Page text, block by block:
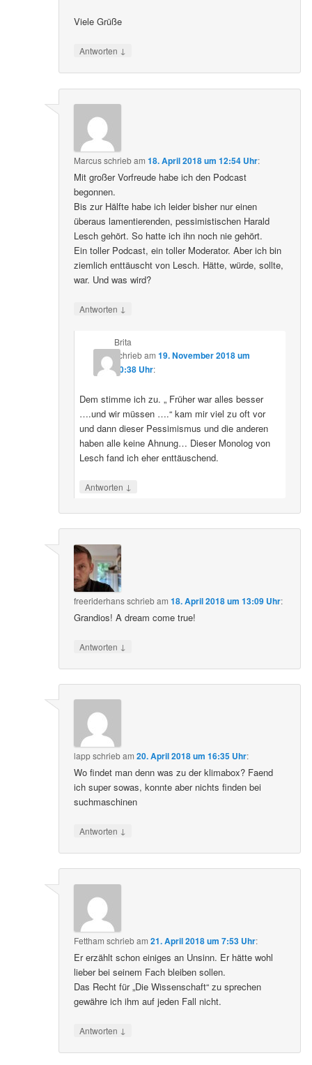
Viele Grüße
Antworten ↓
Marcusschriebam18. April 2018 um 12:54 Uhr:
Mit großer Vorfreude habe ich den Podcast
begonnen.
Bis zur Hälfte habe ich leider bisher nur einen
überaus lamentierenden, pessimistischen Harald
Lesch gehört. So hatte ich ihn noch nie gehört.
Ein toller Podcast, ein toller Moderator. Aber ich bin
ziemlich enttäuscht von Lesch. Hätte, würde, sollte,
war. Und was wird?
Antworten ↓
Brita
schriebam 19. November 2018 um
20:38 Uhr:
Dem stimme ich zu. „ Früher war alles besser
….und wir müssen ….“ kam mir viel zu oft vor
und dann dieser Pessimismus und die anderen
haben alle keine Ahnung… Dieser Monolog von
Lesch fand ich eher enttäuschend.
Antworten ↓
freeriderhansschriebam18. April 2018 um 13:09 Uhr:
Grandios! A dream come true!
Antworten ↓
lappschriebam20. April 2018 um 16:35 Uhr:
Wo findet man denn was zu der klimabox? Faend
ich super sowas, konnte aber nichts finden bei
suchmaschinen
Antworten ↓
Fettham schriebam21. April 2018 um 7:53 Uhr:
Er erzählt schon einiges an Unsinn. Er hätte wohl
lieber bei seinem Fach bleiben sollen.
Das Recht für „Die Wissenschaft“ zu sprechen
gewähre ich ihm auf jeden Fall nicht.
Antworten ↓